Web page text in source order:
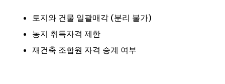
토지와 건물 일괄매각 (분리 불가)
농지 취득자격 제한
재건축 조합원 자격 승계 여부